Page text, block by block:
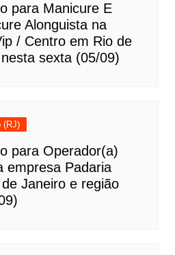
para Manicure E
Alonguista na
/ Centro em Rio de
sexta (05/09)
(RJ)
para Operador(a)
empresa Padaria
Janeiro e região